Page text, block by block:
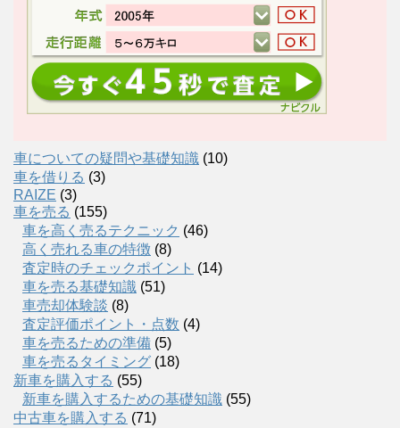
車についての疑問や基礎知識 (10)
車を借りる (3)
RAIZE (3)
車を売る (155)
車を高く売るテクニック (46)
高く売れる車の特徴 (8)
査定時のチェックポイント (14)
車を売る基礎知識 (51)
車売却体験談 (8)
査定評価ポイント・点数 (4)
車を売るための準備 (5)
車を売るタイミング (18)
新車を購入する (55)
新車を購入するための基礎知識 (55)
中古車を購入する (71)